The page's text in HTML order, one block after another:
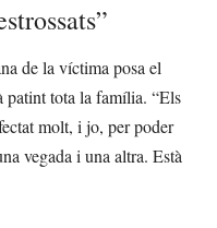
de la víctima posa el
patint tota la família. “Els
molt, i jo, per poder
vegada i una altra. Està